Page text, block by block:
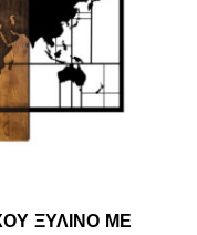
ΞΥΛΙΝΟ ΜΕ